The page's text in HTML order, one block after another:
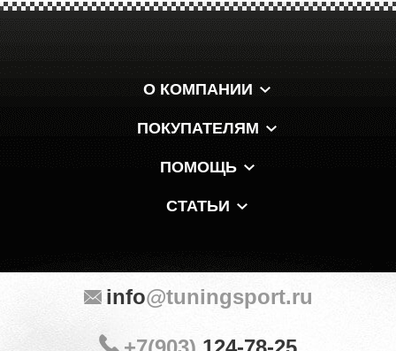
О КОМПАНИИ
ПОКУПАТЕЛЯМ
ПОМОЩЬ
СТАТЬИ
info@tuningsport.ru